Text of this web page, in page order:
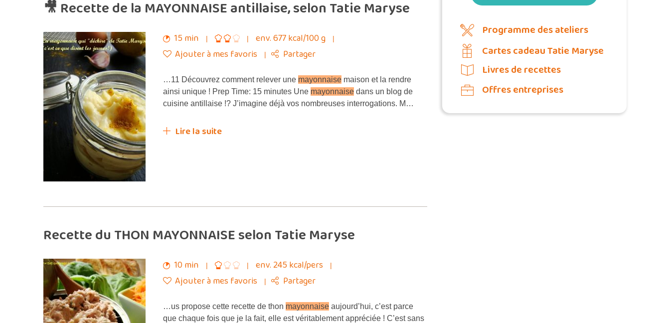
🎥 Recette de la MAYONNAISE antillaise, selon Tatie Maryse
15 min
env. 677 kcal/100 g
Ajouter à mes favoris
Partager
…11 Découvrez comment relever une mayonnaise maison et la rendre
ainsi unique ! Prep Time: 15 minutes Une mayonnaise dans un blog de
cuisine antillaise !? J’imagine déjà vos nombreuses interrogations. M…
Lire la suite
Recette du THON MAYONNAISE selon Tatie Maryse
10 min
env. 245 kcal/pers
Ajouter à mes favoris
Partager
…us propose cette recette de thon mayonnaise aujourd’hui, c’est parce
que chaque fois que je la fait, elle est véritablement appréciée ! C’est sans
Programme des ateliers
Cartes cadeau Tatie Maryse
Livres de recettes
Offres entreprises